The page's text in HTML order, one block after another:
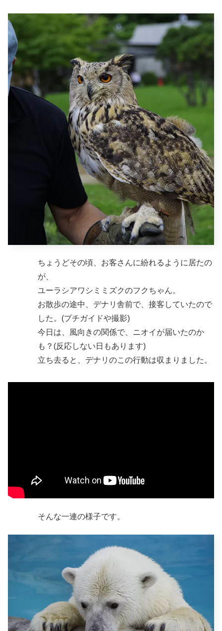
ちょうどその頃、お客さんに紛れるように居たの
が、
ユーラシアワシミミズクのフクちゃん。
お散歩の途中、デナリ舎前で、接客していたので
した。(プチガイドや撮影)
今日は、風向きの関係で、ニオイが届いたのか
も？(反応しない日もあります)
立ち去ると、デナリのこの行動は収まりました。
そんな一連の様子です。